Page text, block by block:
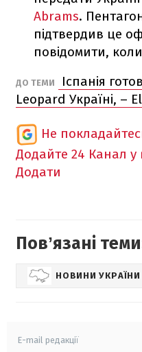
Abrams.
підтвердив це
повідомити,
ДО ТЕМИ
Іспанія
Leopard Україні, –
Не
Додайте 24 Канал у
Додати
Повʼязані
НОВИНИ УКРАЇНИ
E-mail редакції